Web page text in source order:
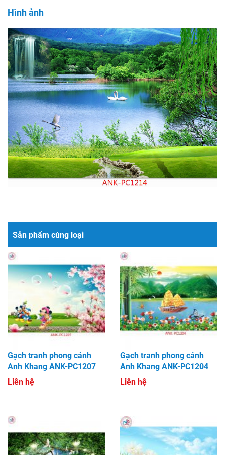
Hình ảnh
Sản phẩm cùng loại
Gạch tranh phong cảnh
Anh Khang ANK-PC1207
Liên hệ
Gạch tranh phong cảnh
Anh Khang ANK-PC1204
Liên hệ